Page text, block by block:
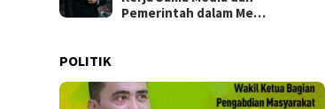
Pemerintah dalam Me…
POLITIK